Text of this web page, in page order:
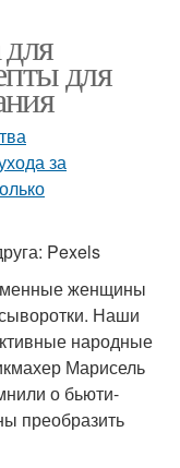
для
Pexels
женщины
Наши
народные
Марисель
о бьюти-
преобразить